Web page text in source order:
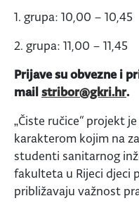
1. grupa: 10,00 – 10,45
2. grupa: 11,00 – 11,45
Prijave su obvezne i
mail stribor@gkri.hr.
„Čiste ručice“ projekt
karakterom kojim na
studenti sanitarnog
fakulteta u Rijeci djeci
približavaju važnost